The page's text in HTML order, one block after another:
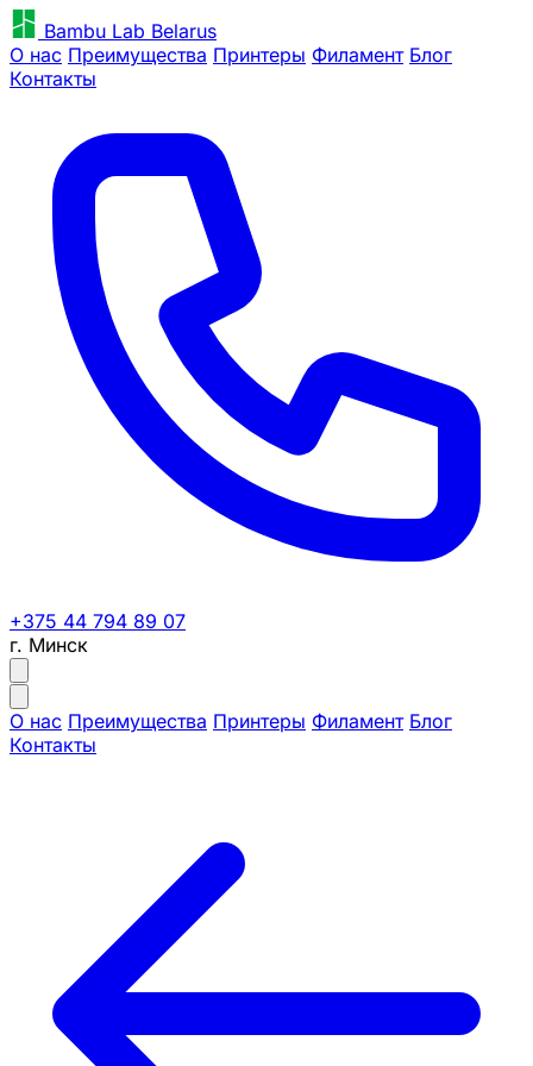
Bambu Lab Belarus
О нас Преимущества Принтеры Филамент Блог
Контакты
+375 44 794 89 07
г. Минск
О нас Преимущества Принтеры Филамент Блог
Контакты